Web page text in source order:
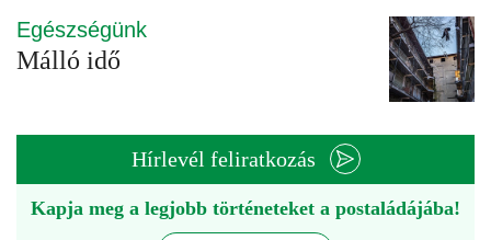
Egészségünk
Málló idő
Hírlevél feliratkozás
Kapja meg a legjobb történeteket a postaládájába!